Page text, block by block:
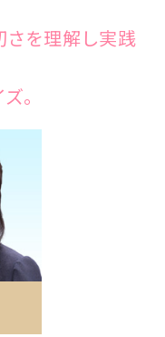
を理解し実践
。